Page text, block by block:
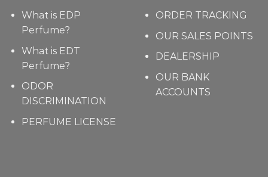
What is EDP
Perfume?
What is EDT
Perfume?
ODOR
DISCRIMINATION
PERFUME LICENSE
ORDER TRACKING
OUR SALES POINTS
DEALERSHIP
OUR BANK
ACCOUNTS